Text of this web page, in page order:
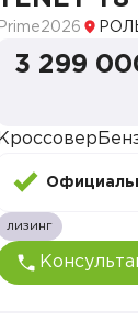
Prime2026
3 299
Кроссовер
лизинг